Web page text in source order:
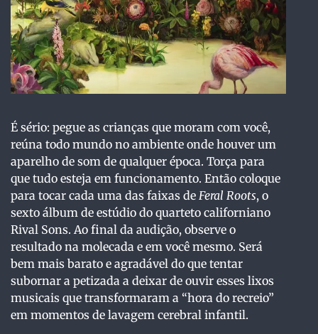
É sério: pegue as crianças que moram com você,
reúna todo mundo no ambiente onde houver um
aparelho de som de qualquer época. Torça para
que tudo esteja em funcionamento. Então coloque
para tocar cada uma das faixas de Feral Roots, o
sexto álbum de estúdio do quarteto californiano
Rival Sons. Ao final da audição, observe o
resultado na molecada e em você mesmo. Será
bem mais barato e agradável do que tentar
subornar a petizada a deixar de ouvir esses lixos
musicais que transformaram a “hora do recreio”
em momentos de lavagem cerebral infantil.